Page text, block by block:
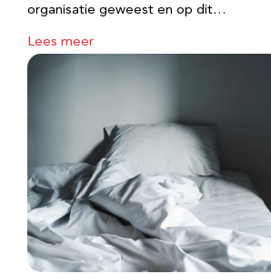
organisatie geweest en op dit…
Lees meer